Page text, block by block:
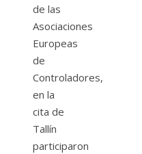
de las
Asociaciones
Europeas
de
Controladores,
en la
cita de
Tallín
participaron